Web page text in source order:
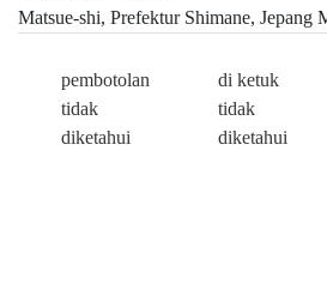
Matsue-shi, Prefektur Shimane, Jepang
pembotolan
tidak
diketahui
di ketuk
tidak
diketahui